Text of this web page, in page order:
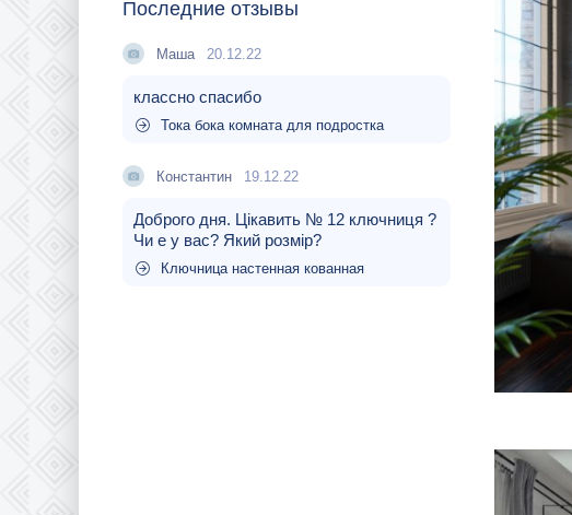
Последние отзывы
Маша 20.12.22
классно спасибо
Тока бока комната для подростка
Константин 19.12.22
Доброго дня. Цікавить № 12 ключниця ?
Чи е у вас? Який розмір?
Ключница настенная кованная